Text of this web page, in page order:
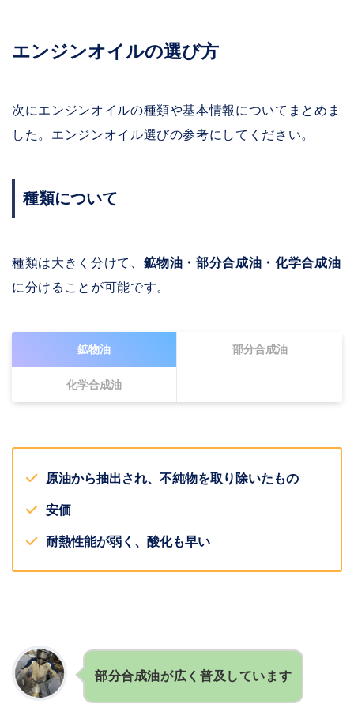
エンジンオイルの選び方
次にエンジンオイルの種類や基本情報についてまとめま
した。エンジンオイル選びの参考にしてください。
種類について
種類は大きく分けて、 鉱物油・部分合成油・化学合成油
に分けることが可能です。
鉱物油 部分合成油
化学合成油
原油から抽出され、不純物を取り除いたもの
安価
耐熱性能が弱く、酸化も早い
部分合成油が広く普及しています